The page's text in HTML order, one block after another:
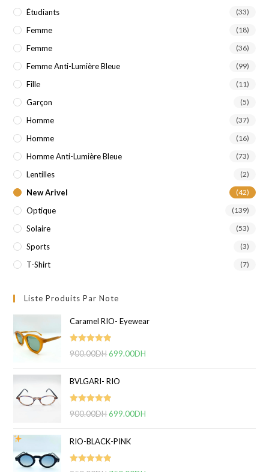
Étudiants (33)
Femme (18)
Femme (36)
Femme Anti-Lumière Bleue (99)
Fille (11)
Garçon (5)
Homme (37)
Homme (16)
Homme Anti-Lumière Bleue (73)
Lentilles (2)
New Arivel (42)
Optique (139)
Solaire (53)
Sports (3)
T-Shirt (7)
Liste Produits Par Note
Caramel RIO- Eyewear
Note5.00
900.00DHLe
initial
était :
900.00DH.
699.00DH
BVLGARI- RIO
Note5.00
900.00DHLe
initial
était :
699.00DH
RIO-BLACK-PINK
Note5.00